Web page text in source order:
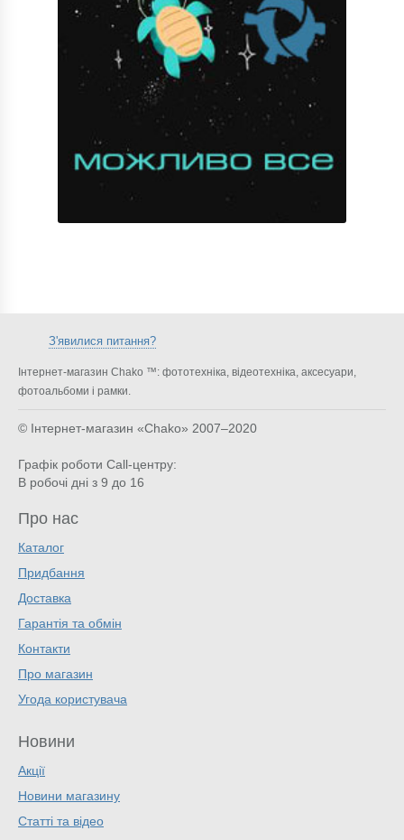
З'явилися питання?
Інтернет-магазин Chako ™: фототехніка, відеотехніка, аксесуари,
фотоальбоми і рамки.
© Інтернет-магазин «Chako» 2007–2020
Графік роботи Call-центру:
В робочі дні з 9 до 16
Про нас
Каталог
Придбання
Доставка
Гарантія та обмін
Контакти
Про магазин
Угода користувача
Новини
Акції
Новини магазину
Статті та відео